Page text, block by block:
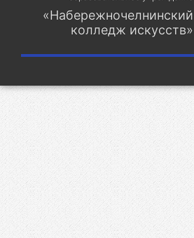
«Набережночелнинский
колледж искусств»